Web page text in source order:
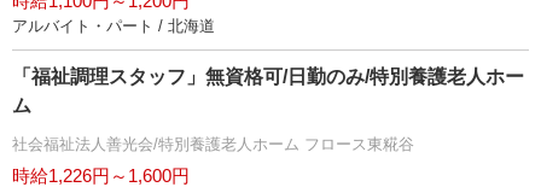
アルバイト・パート / 北海道
「福祉調理スタッフ」無資格可/日勤のみ/特別養護老人ホー
ム
社会福祉法人善光会/特別養護老人ホーム フロース東糀谷
時給1,226円～1,600円